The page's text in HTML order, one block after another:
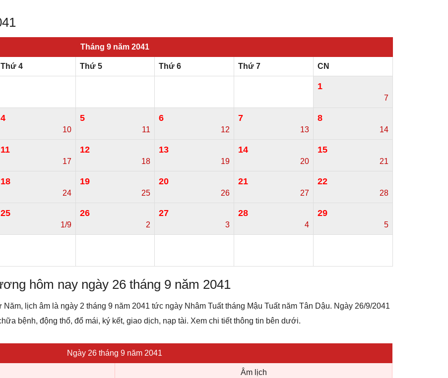
Tháng 9 năm 2041
Thứ 4 Thứ 5 Thứ 6 Thứ 7 CN
1
7
4
10
5
11
6
12
7
13
8
14
11
17
12
18
13
19
14
20
15
21
18
24
19
25
20
26
21
27
22
28
25
1/9
26
2
27
3
28
4
29
5
hôm nay ngày 26 tháng 9 năm 2041
lịch âm là ngày 2 tháng 9 năm 2041 tức ngày Nhâm Tuất tháng Mậu Tuất năm Tân Dậu. Ngày 26/9/2041
bệnh, động thổ, đổ mái, ký kết, giao dịch, nạp tài. Xem chi tiết thông tin bên dưới.
Ngày 26 tháng 9 năm 2041
Âm lịch